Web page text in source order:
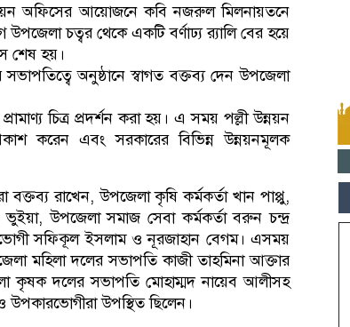
অফিসের আয়োজনে কবি নজরুল মিলনায়তনে
চত্বর থেকে একটি বর্ণাঢ্য র‍্যালি বের হয়ে
শেষ হয়।
অনুষ্ঠানে স্বাগত বক্তব্য দেন উপজেলা
চিত্র প্রদর্শন করা হয়। এ সময় পল্লী উন্নয়ন
করেন এবং সরকারের বিভিন্ন উন্নয়নমূলক
বক্তব্য রাখেন, উপজেলা কৃষি কর্মকর্তা খান পাপ্পু,
উপজেলা সমাজ সেবা কর্মকর্তা বরুন চন্দ্র
সফিকূল ইসলাম ও নূরজাহান বেগম। এসময়
মহিলা দলের সভাপতি কাজী তাহমিনা আক্তার
কৃষক দলের সভাপতি মোহাম্মদ নায়েব আলীসহ
ও উপকারভোগীরা উপস্থিত ছিলেন।